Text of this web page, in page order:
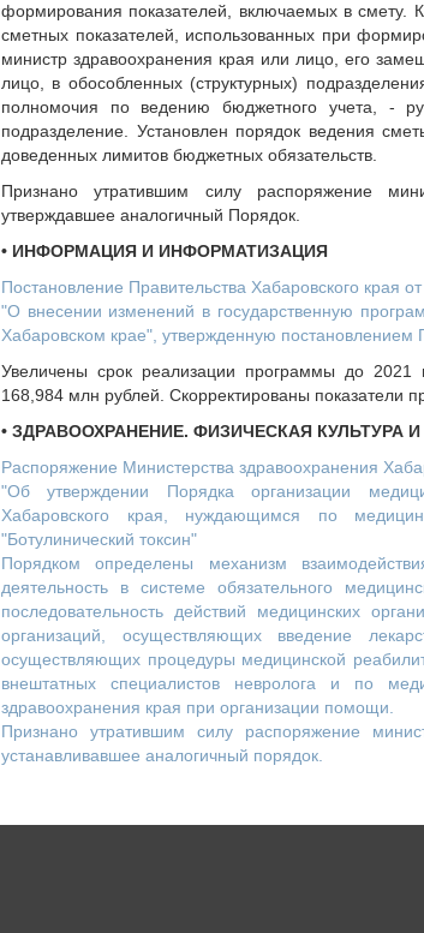
формирования показателей, включаемых в
сметных показателей, использованных при
министр здравоохранения края или лицо, его
лицо, в обособленных (структурных)
полномочия по ведению бюджетного учета, -
подразделение. Установлен порядок ведения
доведенных лимитов бюджетных обязательств.
Признано утратившим силу распоряжение
утверждавшее аналогичный Порядок.
• ИНФОРМАЦИЯ И ИНФОРМАТИЗАЦИЯ
Постановление Правительства Хабаровского края
"О внесении изменений в государственную
Хабаровском крае", утвержденную постановлением
Увеличены срок реализации программы до
168,984 млн рублей. Скорректированы показатели
• ЗДРАВООХРАНЕНИЕ. ФИЗИЧЕСКАЯ КУЛЬТУРА
Распоряжение Министерства здравоохранения
"Об утверждении Порядка организации
Хабаровского края, нуждающимся по
"Ботулинический токсин"
Порядком определены механизм
деятельность в системе обязательного
последовательность действий медицинских
организаций, осуществляющих введение
осуществляющих процедуры медицинской
внештатных специалистов невролога и по
здравоохранения края при организации помощи.
Признано утратившим силу распоряжение
устанавливавшее аналогичный порядок.